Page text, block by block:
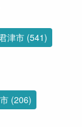
君津市 (541)
(206)